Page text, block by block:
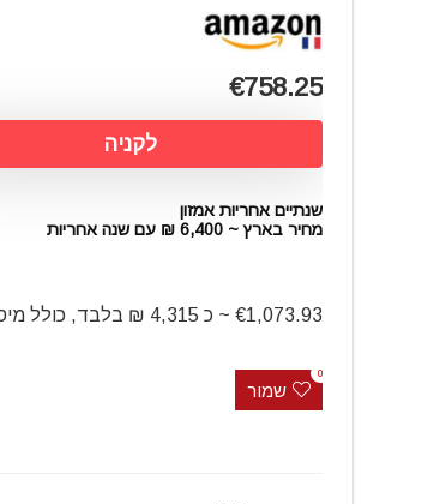
€758.25
לקניה
שנתיים אחריות אמזון
מחיר בארץ ~ 6,400 ₪ עם שנה אחריות
€1,073.93 ~ כ 4,315 ₪ בלבד, כולל מיסים ומשלוח
שמור
0